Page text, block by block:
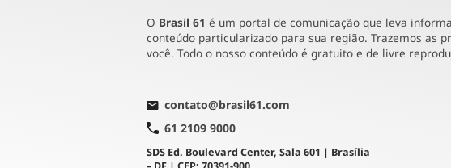
O Brasil 61 é um portal de comunicação que leva
conteúdo particularizado para sua região. Trazemos as
você. Todo o nosso conteúdo é gratuito e de livre
contato@brasil61.com
61 2109 9000
SDS Ed. Boulevard Center, Sala 601 | Brasília